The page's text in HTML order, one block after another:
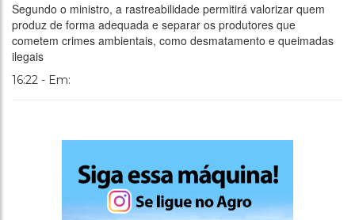
Segundo o ministro, a rastreabilidade permitirá valorizar quem
produz de forma adequada e separar os produtores que
cometem crimes ambientais, como desmatamento e queimadas
ilegais
16:22 - Em: